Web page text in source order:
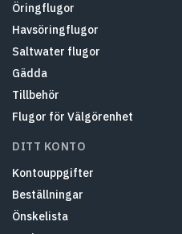
Öringflugor
Havsöringflugor
Saltwater flugor
Gädda
Tillbehör
Flugor för Välgörenhet
DITT KONTO
Kontouppgifter
Beställningar
Önskelista